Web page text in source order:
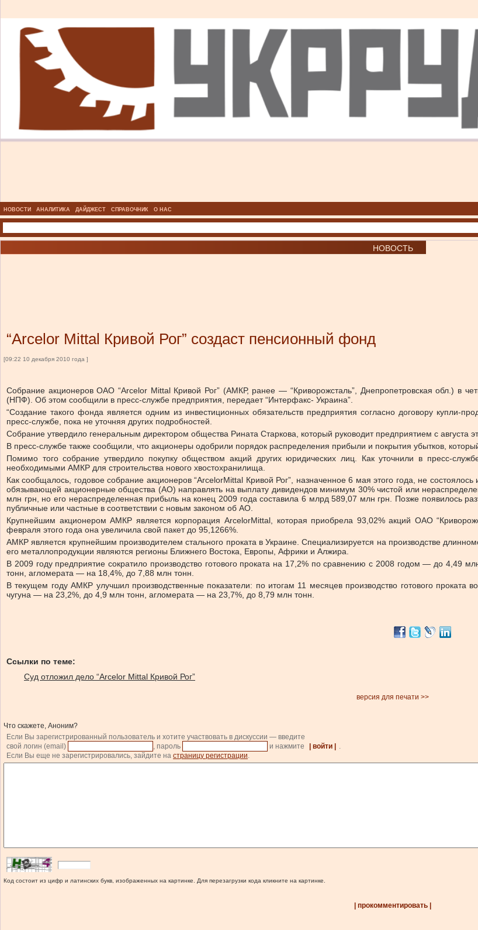
НОВОСТИ АНАЛИТИКА ДАЙДЖЕСТ СПРАВОЧНИК О НАС
НОВОСТЬ
“Arcelor Mittal Кривой Рог” создаст пенсионный фонд
[09:22 10 декабря 2010 года ]
Собрание акционеров ОАО “Arcelor Mittal Кривой Рог” (АМКР, ранее — “Криворожсталь”, Днепропетровская обл.) в
(НПФ). Об этом сообщили в пресс-службе предприятия, передает “Интерфакс- Украина”.
“Создание такого фонда является одним из инвестиционных обязательств предприятия согласно договору купли-
пресс-службе, пока не уточняя других подробностей.
Собрание утвердило генеральным директором общества Рината Старкова, который руководит предприятием с августа
В пресс-службе также сообщили, что акционеры одобрили порядок распределения прибыли и покрытия убытков,
Помимо того собрание утвердило покупку обществом акций других юридических лиц. Как уточнили в пресс-
необходимыми АМКР для строительства нового хвостохранилища.
Как сообщалось, годовое собрание акционеров “ArcelorMittal Кривой Рог”, назначенное 6 мая этого года, не
обязывающей акционерные общества (АО) направлять на выплату дивидендов минимум 30% чистой или
млн грн, но его нераспределенная прибыль на конец 2009 года составила 6 млрд 589,07 млн грн. Позже появилось
публичные или частные в соответствии с новым законом об АО.
Крупнейшим акционером АМКР является корпорация ArcelorMittal, которая приобрела 93,02% акций ОАО
февраля этого года она увеличила свой пакет до 95,1266%.
АМКР является крупнейшим производителем стального проката в Украине. Специализируется на производстве
его металлопродукции являются регионы Ближнего Востока, Европы, Африки и Алжира.
В 2009 году предприятие сократило производство готового проката на 17,2% по сравнению с 2008 годом — до
тонн, агломерата — на 18,4%, до 7,88 млн тонн.
В текущем году АМКР улучшил производственные показатели: по итогам 11 месяцев производство готового
чугуна — на 23,2%, до 4,9 млн тонн, агломерата — на 23,7%, до 8,79 млн тонн.
Ссылки по теме:
Суд отложил дело “Arcelor Mittal Кривой Рог”
версия для печати >>
Что скажете, Аноним?
Если Вы зарегистрированный пользователь и хотите участвовать в дискуссии — введите
свой логин (email)
, пароль и нажмите | войти |
.
Если Вы еще не зарегистрировались, зайдите на страницу регистрации.
Код состоит из цифр и латинских букв, изображенных на картинке. Для перезагрузки кода кликните на картинке.
| прокомментировать |